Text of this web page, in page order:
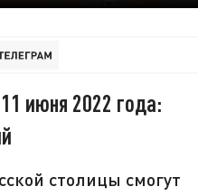
июня 2022 года:
столицы смогут